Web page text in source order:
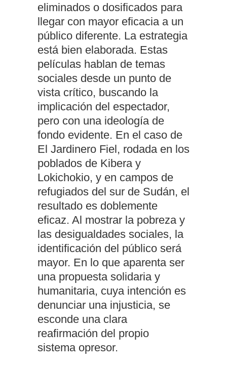
eliminados o dosificados para
llegar con mayor eficacia a un
público diferente. La estrategia
está bien elaborada. Estas
películas hablan de temas
sociales desde un punto de
vista crítico, buscando la
implicación del espectador,
pero con una ideología de
fondo evidente. En el caso de
El Jardinero Fiel, rodada en los
poblados de Kibera y
Lokichokio, y en campos de
refugiados del sur de Sudán, el
resultado es doblemente
eficaz. Al mostrar la pobreza y
las desigualdades sociales, la
identificación del público será
mayor. En lo que aparenta ser
una propuesta solidaria y
humanitaria, cuya intención es
denunciar una injusticia, se
esconde una clara
reafirmación del propio
sistema opresor.